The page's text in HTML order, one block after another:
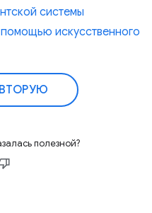
системы
искусственного
полезной?